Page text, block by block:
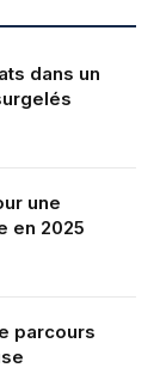
dans un
une
en 2025
parcours